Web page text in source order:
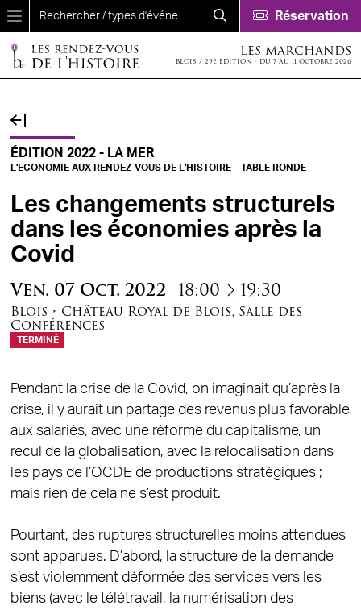
Aller au contenu principal
Réservation
LES MARCHANDS
BLOIS / 29E ÉDITION - DU 7 AU 11 OCTOBRE 2026
ÉDITION 2022 - LA MER
L'ECONOMIE AUX RENDEZ-VOUS DE L'HISTOIRE TABLE RONDE
Les changements structurels
dans les économies après la
Covid
Ven. 07 Oct. 2022 18:00 à19:30
Blois • Château Royal de Blois, Salle des
Conférences
TERMINÉ
Pendant la crise de la Covid, on imaginait qu’après la
crise, il y aurait un partage des revenus plus favorable
aux salariés, avec une réforme du capitalisme, un
recul de la globalisation, avec la relocalisation dans
les pays de l’OCDE de productions stratégiques ;
mais rien de cela ne s’est produit.
Pourtant, des ruptures structurelles moins attendues
sont apparues. D’abord, la structure de la demande
s’est violemment déformée des services vers les
biens (avec le télétravail, la numérisation des